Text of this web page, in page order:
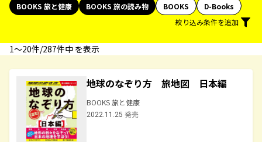
BOOKS 旅と健康
BOOKS 旅の読み物 BOOKS
D-Books
絞り込み条件を追加
1〜20件/287件中 を表示
地球のなぞり方 旅地図 日本編
BOOKS 旅と健康
2022.11.25 発売